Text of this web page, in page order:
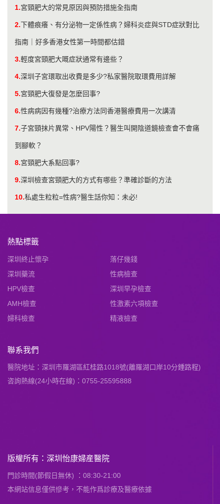
1.宮頸肥大的常見原因與預防措施全指南
2.下體痕癢、有分泌物一定係性病？婦科炎症與STD症狀對比
指南｜好多香港女性第一時間都估錯
3.輕度宮頸肥大嘅症狀通常有邊些？
4.深圳子宮環取出收費是多少?私家醫院取環費用詳解
5.宮頸肥大復發是怎麼回事?
6.性病病因有幾種?治療方法同香港醫療費用一次講清
7.子宮頸抹片異常、HPV陽性？醫生叫開陰道鏡檢查會不會痛
到腳軟？
8.宮頸肥大系點回事?
9.深圳檢查宮頸肥大的方式有哪些？準確診斷的方法
10.私處生粒粒=性病?醫生話你知：未必!
熱點標籤
深圳終止懷孕
落仔幾錢
深圳藥流
性病檢查
HPV檢查
深圳早孕檢查
AMH檢查
性激素六項檢查
婦科檢查
精液檢查
聯系我們
醫院地址：深圳市羅湖區紅桂路1018號(離羅湖口岸10分鍾路程)
咨詢熱線(24小時在線)：0755-25595888
版權所有：深圳怡康婦産醫院
門診時間(節假日無休) ：08:30-21:00
本網站信息僅供慘考，不能作爲診療及醫療依據